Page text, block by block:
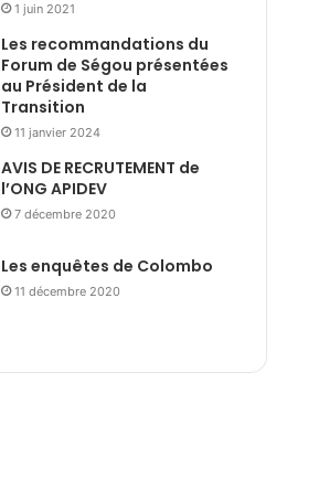
1 juin 2021
Les recommandations du
Forum de Ségou présentées
au Président de la
Transition
11 janvier 2024
AVIS DE RECRUTEMENT de
l’ONG APIDEV
7 décembre 2020
Les enquêtes de Colombo
11 décembre 2020